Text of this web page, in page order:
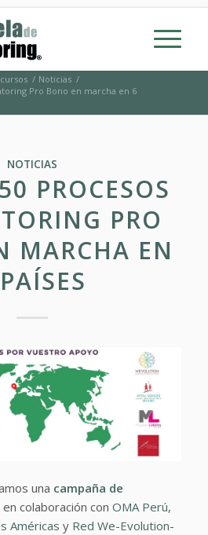
/ Noticias /
Pro Bono en marcha en 6
NOTICIAS
PROCESOS
PRO
MARCHA EN
una campaña de
en colaboración con OMA Perú,
Américas y Red We-Evolution-